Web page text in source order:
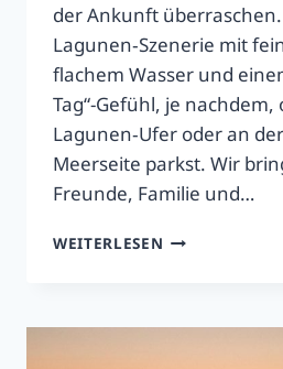
der Ankunft überraschen.
Lagunen‑Szenerie mit
flachem Wasser und
Tag“-Gefühl, je nachdem,
Lagunen‑Ufer oder an
Meerseite parkst. Wir
Freunde, Familie und…
WEITERLESEN GLAROKAVOS
TIPPS